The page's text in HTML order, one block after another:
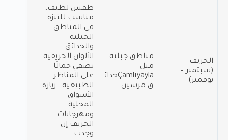
الخريف
(سبتمبر –
نوفمبر)
مناطق جبلية
مثل
Çamlıyaylaحدائ
ق مرسين
طقس لطيف،
مناسب للتنزه
في المناطق
الجبلية
والحدائق.-
الألوان الخريفية
تضفي جمالًا
على المناظر
الطبيعية.- زيارة
الأسواق
المحلية
ومهرجانات
الخريف إن
وجدت